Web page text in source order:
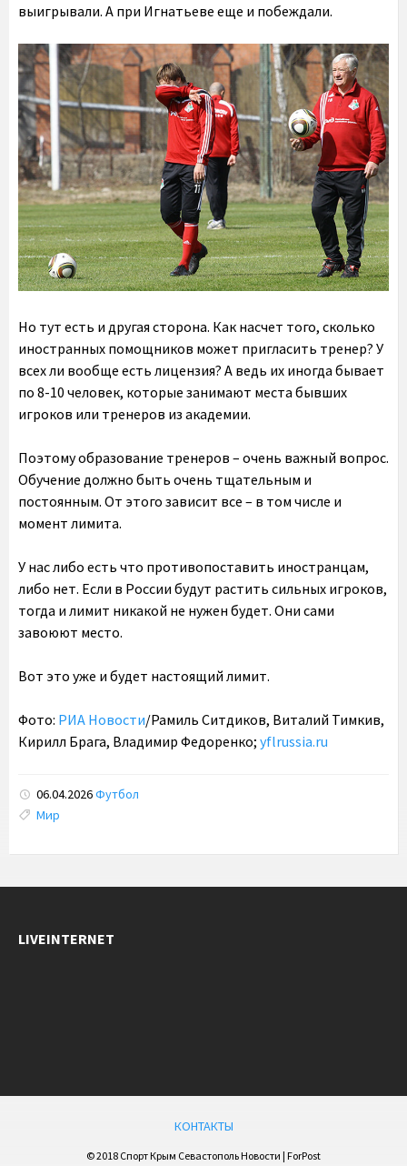
выигрывали. А при Игнатьеве еще и побеждали.
Но тут есть и другая сторона. Как насчет того, сколько
иностранных помощников может пригласить тренер? У
всех ли вообще есть лицензия? А ведь их иногда бывает
по 8-10 человек, которые занимают места бывших
игроков или тренеров из академии.
Поэтому образование тренеров – очень важный вопрос.
Обучение должно быть очень тщательным и
постоянным. От этого зависит все – в том числе и
момент лимита.
У нас либо есть что противопоставить иностранцам,
либо нет. Если в России будут растить сильных игроков,
тогда и лимит никакой не нужен будет. Они сами
завоюют место.
Вот это уже и будет настоящий лимит.
Фото: РИА Новости/Рамиль Ситдиков, Виталий Тимкив,
Кирилл Брага, Владимир Федоренко; yflrussia.ru
06.04.2026Футбол
Tags:
Мир
LIVEINTERNET
КОНТАКТЫ
© 2018 Спорт Крым Севастополь Новости | ForPost